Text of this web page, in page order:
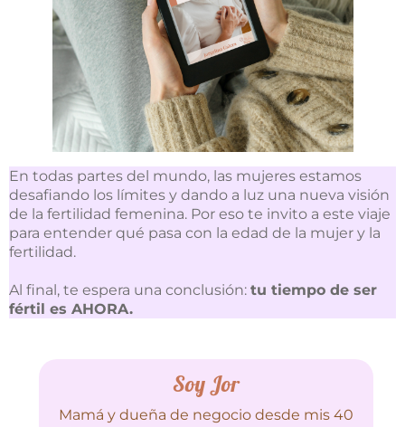
En todas partes del mundo, las mujeres estamos
desafiando los límites y dando a luz una nueva visión
de la fertilidad femenina. Por eso te invito a este viaje
para entender qué pasa con la edad de la mujer y la
fertilidad.
Al final, te espera una conclusión: tu tiempo de ser
fértil es AHORA.
Soy Jor
Mamá y dueña de negocio desde mis 40